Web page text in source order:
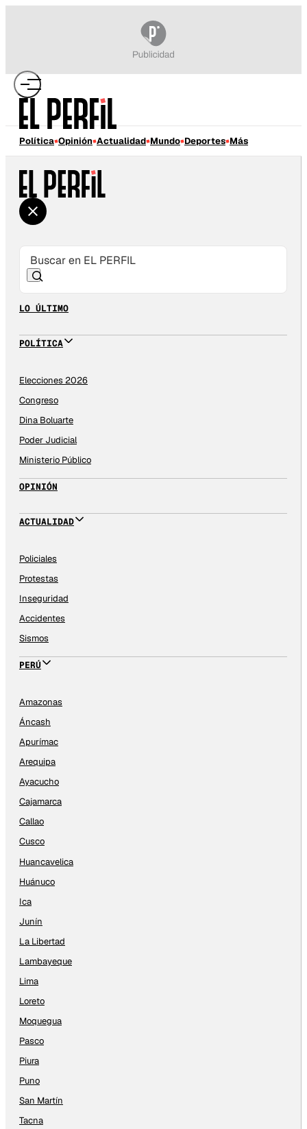
Política Opinión Actualidad Mundo Deportes Más
LO ÚLTIMO
POLÍTICA
Elecciones 2026
Congreso
Dina Boluarte
Poder Judicial
Ministerio Público
OPINIÓN
ACTUALIDAD
Policiales
Protestas
Inseguridad
Accidentes
Sismos
PERÚ
Amazonas
Áncash
Apurímac
Arequipa
Ayacucho
Cajamarca
Callao
Cusco
Huancavelica
Huánuco
Ica
Junín
La Libertad
Lambayeque
Lima
Loreto
Moquegua
Pasco
Piura
Puno
San Martín
Tacna